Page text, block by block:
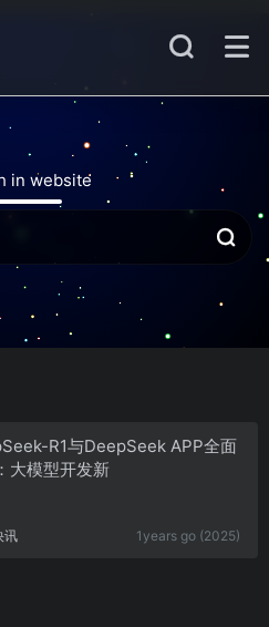
in website
R1与DeepSeek APP全面
大模型开发新
讯 1years go (2025)